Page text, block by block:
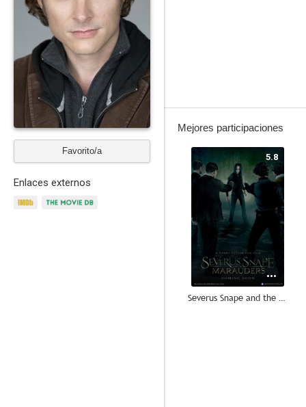
Favorito/a
Enlaces externos
Mejores participaciones
5.8
Severus Snape and the Marauders